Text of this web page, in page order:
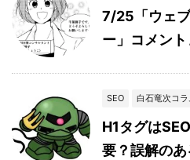
7/25「ウェ
ー」コメン
SEO 白石竜次コラ
H1タグは
要？誤解のあ